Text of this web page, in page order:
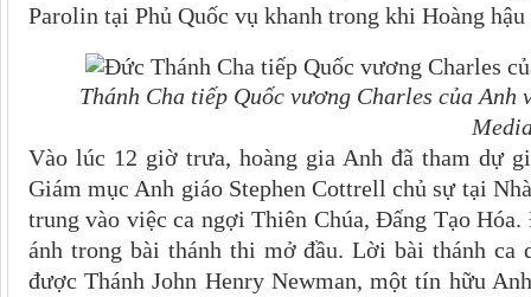
Parolin tại Phủ Quốc vụ khanh trong khi Hoàng
Thánh Cha tiếp Quốc vương Charles của
Vào lúc 12 giờ trưa, hoàng gia Anh đã tham dự
Giám mục Anh giáo Stephen Cottrell chủ sự tại
trung vào việc ca ngợi Thiên Chúa, Đấng Tạo
ánh trong bài thánh thi mở đầu. Lời bài thánh ca
được Thánh John Henry Newman, một tín hữu